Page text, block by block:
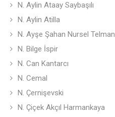
N. Aylin Ataay Saybaşılı
N. Aylin Atilla
N. Ayşe Şahan Nursel Telman
N. Bilge İspir
N. Can Kantarcı
N. Cemal
N. Çernişevski
N. Çiçek Akçıl Harmankaya